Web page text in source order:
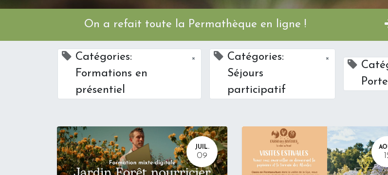
On a refait toute la Permathèque en ligne !
Catégories:
Formations en
présentiel
×
Catégories:
Séjours
participatif
×
JUIL.
09